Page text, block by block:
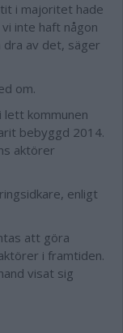
i majoritet hade
inte haft någon
dra av det, säger
om.
lett kommunen
bebyggd 2014.
aktörer
enligt
att göra
i framtiden.
visat sig